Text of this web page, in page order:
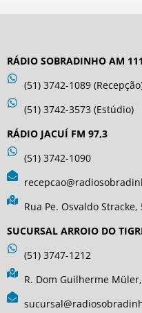
RÁDIO SOBRADINHO AM
(51) 3742-1089
(51) 3742-3573 (Estúdio)
RÁDIO JACUÍ FM 97,3
(51) 3742-1090
Rua Pe. Osvaldo
SUCURSAL ARROIO DO
(51) 3747-1212
R. Dom Guilherme